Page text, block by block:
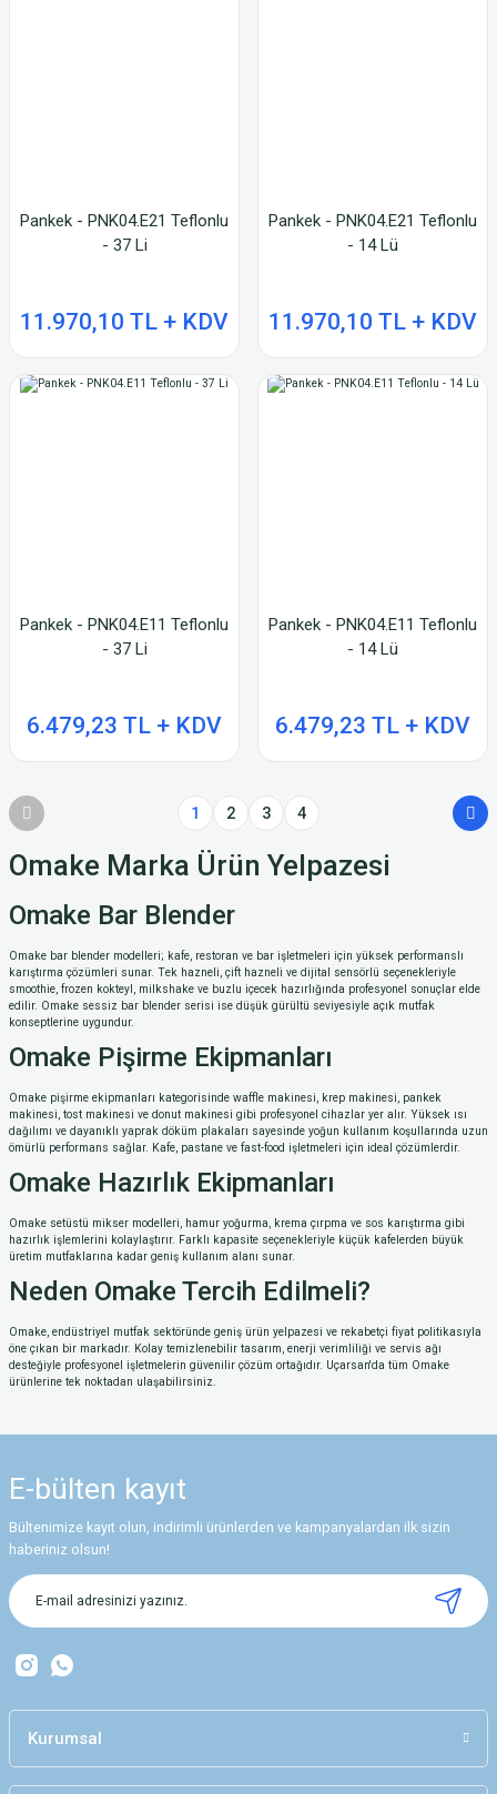
Pankek - PNK04.E21 Teflonlu
- 37 Li
11.970,10 TL + KDV
Pankek - PNK04.E21 Teflonlu
- 14 Lü
11.970,10 TL + KDV
Pankek - PNK04.E11 Teflonlu
- 37 Li
6.479,23 TL + KDV
Pankek - PNK04.E11 Teflonlu
- 14 Lü
6.479,23 TL + KDV
1 2 3 4
Omake Marka Ürün Yelpazesi
Omake Bar Blender
Omake bar blender modelleri; kafe, restoran ve bar işletmeleri için yüksek performanslı
karıştırma çözümleri sunar. Tek hazneli, çift hazneli ve dijital sensörlü seçenekleriyle
smoothie, frozen kokteyl, milkshake ve buzlu içecek hazırlığında profesyonel sonuçlar elde
edilir. Omake sessiz bar blender serisi ise düşük gürültü seviyesiyle açık mutfak
konseptlerine uygundur.
Omake Pişirme Ekipmanları
Omake pişirme ekipmanları kategorisinde waffle makinesi, krep makinesi, pankek
makinesi, tost makinesi ve donut makinesi gibi profesyonel cihazlar yer alır. Yüksek ısı
dağılımı ve dayanıklı yaprak döküm plakaları sayesinde yoğun kullanım koşullarında uzun
ömürlü performans sağlar. Kafe, pastane ve fast-food işletmeleri için ideal çözümlerdir.
Omake Hazırlık Ekipmanları
Omake setüstü mikser modelleri, hamur yoğurma, krema çırpma ve sos karıştırma gibi
hazırlık işlemlerini kolaylaştırır. Farklı kapasite seçenekleriyle küçük kafelerden büyük
üretim mutfaklarına kadar geniş kullanım alanı sunar.
Neden Omake Tercih Edilmeli?
Omake, endüstriyel mutfak sektöründe geniş ürün yelpazesi ve rekabetçi fiyat politikasıyla
öne çıkan bir markadır. Kolay temizlenebilir tasarım, enerji verimliliği ve servis ağı
desteğiyle profesyonel işletmelerin güvenilir çözüm ortağıdır. Uçarsan'da tüm Omake
ürünlerine tek noktadan ulaşabilirsiniz.
E-bülten kayıt
Bültenimize kayıt olun, indirimli ürünlerden ve kampanyalardan ilk sizin
haberiniz olsun!
Kurumsal